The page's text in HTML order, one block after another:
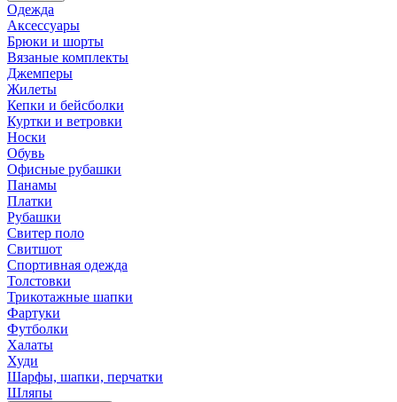
Одежда
Аксессуары
Брюки и шорты
Вязаные комплекты
Джемперы
Жилеты
Кепки и бейсболки
Куртки и ветровки
Носки
Обувь
Офисные рубашки
Панамы
Платки
Рубашки
Свитер поло
Свитшот
Спортивная одежда
Толстовки
Трикотажные шапки
Фартуки
Футболки
Халаты
Худи
Шарфы, шапки, перчатки
Шляпы